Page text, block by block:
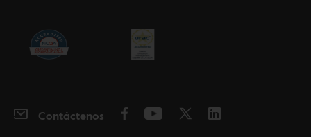
Contáctenos